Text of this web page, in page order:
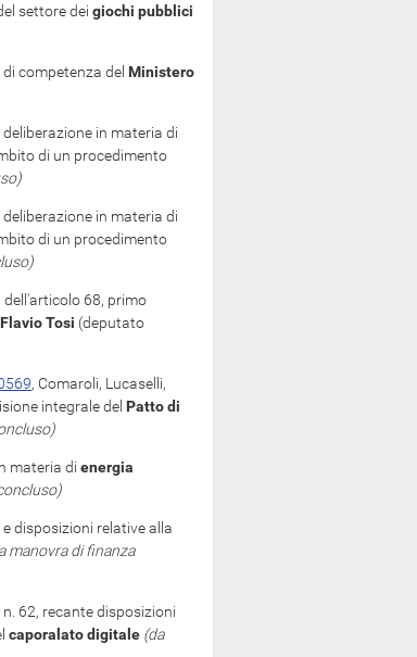
settore dei giochi pubblici
di competenza del Ministero
in materia di
di un procedimento
in materia di
di un procedimento
dell'articolo 68, primo
Flavio Tosi (deputato
, Comaroli, Lucaselli,
integrale del Patto di
materia di energia
e disposizioni relative alla
manovra di finanza
62, recante disposizioni
caporalato digitale (da